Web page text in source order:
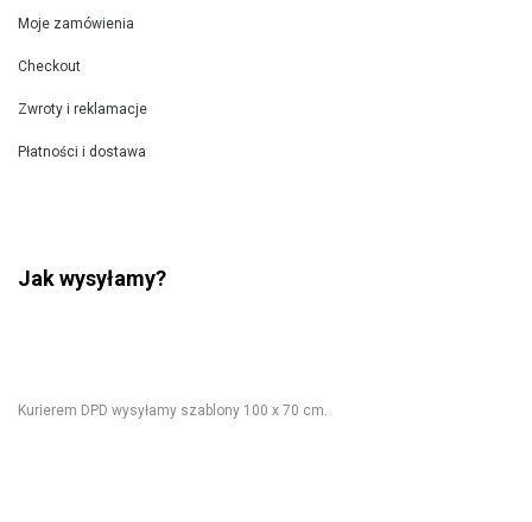
Moje zamówienia
Checkout
Zwroty i reklamacje
Płatności i dostawa
Jak wysyłamy?
Kurierem DPD wysyłamy szablony 100 x 70 cm.